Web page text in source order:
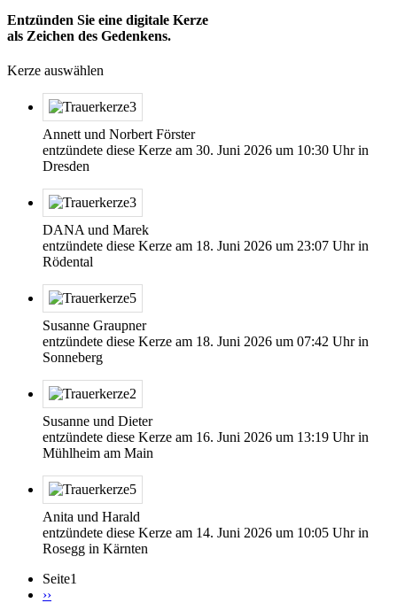
Entzünden Sie eine digitale Kerze
als Zeichen des Gedenkens.
Kerze auswählen
Annett und Norbert Förster
entzündete diese Kerze am 30. Juni 2026 um 10:30 Uhr in
Dresden
DANA und Marek
entzündete diese Kerze am 18. Juni 2026 um 23:07 Uhr in
Rödental
Susanne Graupner
entzündete diese Kerze am 18. Juni 2026 um 07:42 Uhr in
Sonneberg
Susanne und Dieter
entzündete diese Kerze am 16. Juni 2026 um 13:19 Uhr in
Mühlheim am Main
Anita und Harald
entzündete diese Kerze am 14. Juni 2026 um 10:05 Uhr in
Rosegg in Kärnten
Seite1
Nächste
››